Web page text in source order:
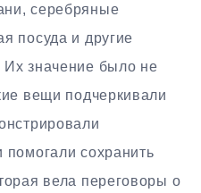
серебряные
посуда и другие
значение было не
вещи подчеркивали
помогали сохранить
вела переговоры о